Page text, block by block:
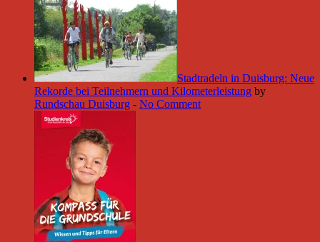
Stadtradeln in Duisburg: Neue
Rekorde bei Teilnehmern und Kilometerleistung by
Rundschau Duisburg - No Comment